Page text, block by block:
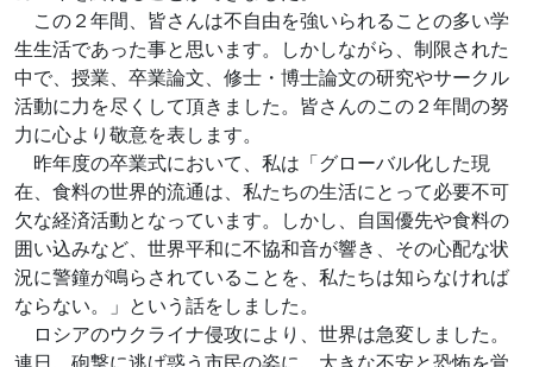
この２年間、皆さんは不自由を強いられることの多い学
生生活であった事と思います。しかしながら、制限された
中で、授業、卒業論文、修士・博士論文の研究やサークル
活動に力を尽くして頂きました。皆さんのこの２年間の努
力に心より敬意を表します。
昨年度の卒業式において、私は「グローバル化した現
在、食料の世界的流通は、私たちの生活にとって必要不可
欠な経済活動となっています。しかし、自国優先や食料の
囲い込みなど、世界平和に不協和音が響き、その心配な状
況に警鐘が鳴らされていることを、私たちは知らなければ
ならない。」という話をしました。
ロシアのウクライナ侵攻により、世界は急変しました。